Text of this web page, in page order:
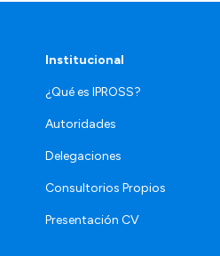
Institucional
¿Qué es IPROSS?
Autoridades
Delegaciones
Consultorios Propios
Presentación CV